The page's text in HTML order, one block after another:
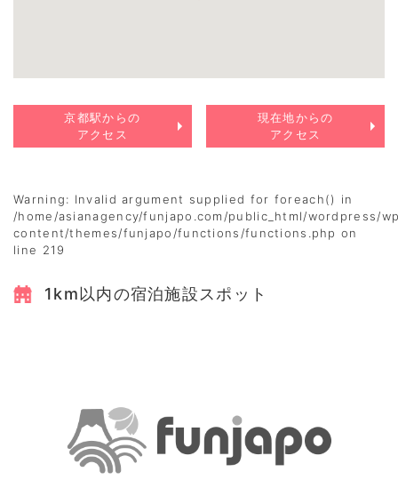
京都駅からの
アクセス
現在地からの
アクセス
Warning: Invalid argument supplied for foreach() in
/home/asianagency/funjapo.com/public_html/wordpress/
content/themes/funjapo/functions/functions.php on
line 219
1km以内の宿泊施設スポット